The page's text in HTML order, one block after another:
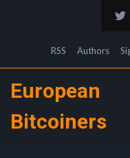
RSS Authors
European
Bitcoiners